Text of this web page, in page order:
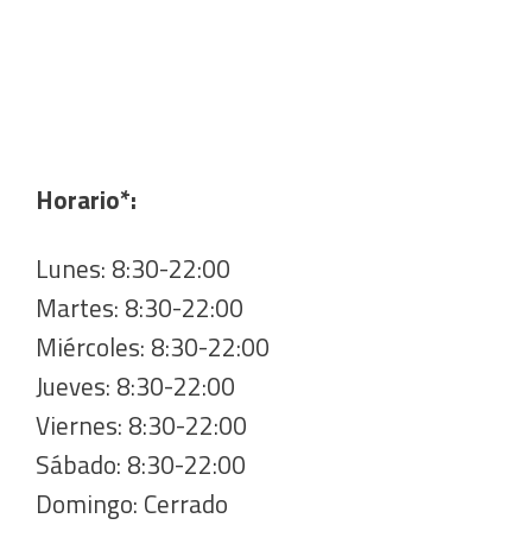
Horario*:
Lunes: 8:30-22:00
Martes: 8:30-22:00
Miércoles: 8:30-22:00
Jueves: 8:30-22:00
Viernes: 8:30-22:00
Sábado: 8:30-22:00
Domingo: Cerrado